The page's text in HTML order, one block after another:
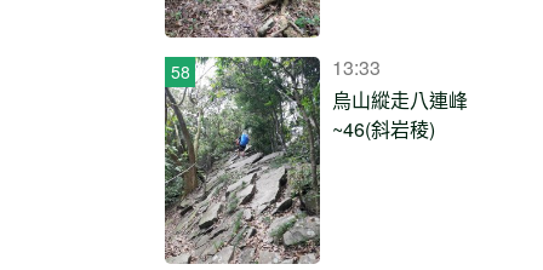
13:33
烏山縱走八連峰
~46(斜岩稜)